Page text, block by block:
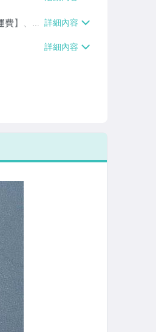
費】、7-
、滿5件
消費滿